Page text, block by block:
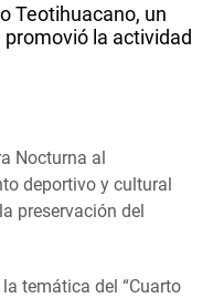
Teotihuacano, un
la actividad
Nocturna al
deportivo y cultural
preservación del
temática del “Cuarto